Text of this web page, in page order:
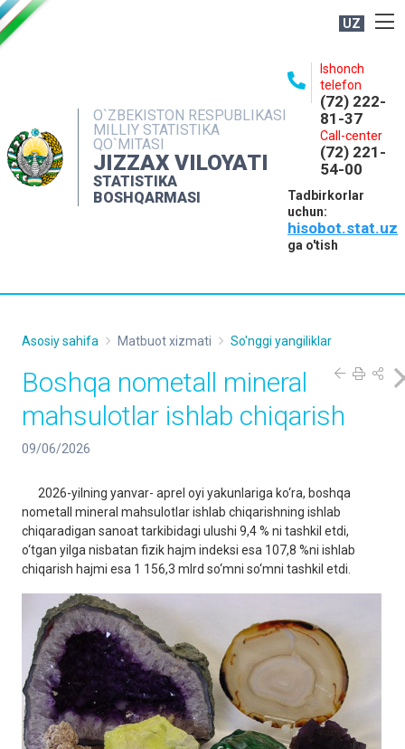
UZ
O`ZBEKISTON RESPUBLIKASI
MILLIY STATISTIKA
QO`MITASI
JIZZAX VILOYATI
STATISTIKA
BOSHQARMASI
Ishonch
telefon
(72) 222-
81-37
Call-center
(72) 221-
54-00
Tadbirkorlar
uchun:
hisobot.stat.uz
ga o'tish
NASHRLAR
INTERAKTIV XIZMATLAR
MATBUOT XIZMATI
Asosiy sahifa Matbuot xizmati So'nggi yangiliklar
Boshqa nometall mineral
mahsulotlar ishlab chiqarish
09/06/2026
2026-yilning yanvar- aprel oyi yakunlariga ko‘ra, boshqa
nometall mineral mahsulotlar ishlab chiqarishning ishlab
chiqaradigan sanoat tarkibidagi ulushi 9,4 % ni tashkil etdi,
o‘tgan yilga nisbatan fizik hajm indeksi esa 107,8 %ni ishlab
chiqarish hajmi esa 1 156,3 mlrd so‘mni so‘mni tashkil etdi.